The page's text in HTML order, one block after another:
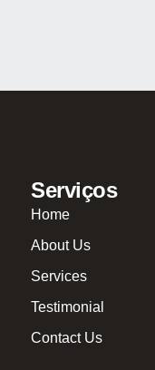
Serviços
Home
About Us
Services
Testimonial
Contact Us